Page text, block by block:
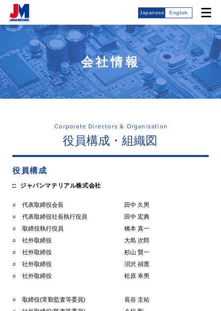
Japanese English
会社情報
Corporate Directors & Organization
役員構成・組織図
役員構成
ジャパンマテリアル株式会社
代表取締役会長
田中 久男
代表取締役社長執行役員
田中 宏典
取締役執行役員
橋本 真一
社外取締役
大島 次郎
社外取締役
杉山 賢一
社外取締役
沼沢 禎寛
社外取締役
松原 幸男
取締役(常勤監査等委員)
長谷 圭祐